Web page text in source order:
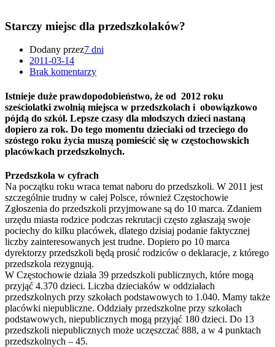
Starczy miejsc dla przedszkolaków?
Dodany przez7 dni
2011-03-14
Brak komentarzy
Istnieje duże prawdopodobieństwo, że od 2012 roku
sześciolatki zwolnią miejsca w przedszkolach i obowiązkowo
pójdą do szkół. Lepsze czasy dla młodszych dzieci nastaną
dopiero za rok. Do tego momentu dzieciaki od trzeciego do
szóstego roku życia muszą pomieścić się w częstochowskich
placówkach przedszkolnych.
Przedszkola w cyfrach
Na początku roku wraca temat naboru do przedszkoli. W 2011 jest
szczególnie trudny w całej Polsce, również Częstochowie
Zgłoszenia do przedszkoli przyjmowane są do 10 marca. Zdaniem
urzędu miasta rodzice podczas rekrutacji często zgłaszają swoje
pociechy do kilku placówek, dlatego dzisiaj podanie faktycznej
liczby zainteresowanych jest trudne. Dopiero po 10 marca
dyrektorzy przedszkoli będą prosić rodziców o deklaracje, z którego
przedszkola rezygnują.
W Częstochowie działa 39 przedszkoli publicznych, które mogą
przyjąć 4.370 dzieci. Liczba dzieciaków w oddziałach
przedszkolnych przy szkołach podstawowych to 1.040. Mamy także
placówki niepubliczne. Oddziały przedszkolne przy szkołach
podstawowych, niepublicznych mogą przyjąć 180 dzieci. Do 13
przedszkoli niepublicznych może uczęszczać 888, a w 4 punktach
przedszkolnych – 45.